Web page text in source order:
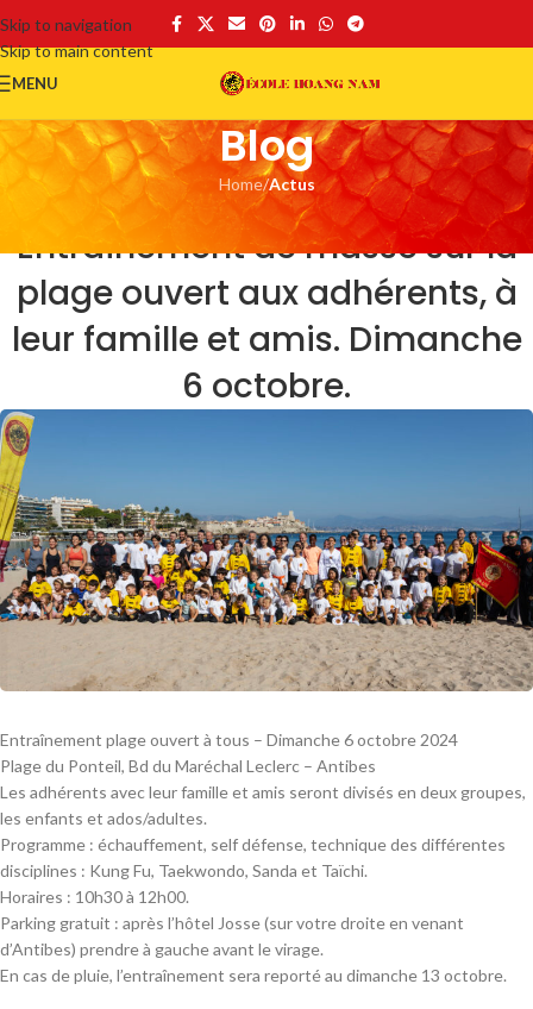
Skip to navigation
Skip to main content
MENU
Blog
Home/Actus
ACTUS
Entraînement de masse sur la
plage ouvert aux adhérents, à
leur famille et amis. Dimanche
6 octobre.
Entraînement plage ouvert à tous – Dimanche 6 octobre 2024
Plage du Ponteil, Bd du Maréchal Leclerc – Antibes
Les adhérents avec leur famille et amis seront divisés en deux groupes,
les enfants et ados/adultes.
Programme : échauffement, self défense, technique des différentes
disciplines : Kung Fu, Taekwondo, Sanda et Taïchi.
Horaires : 10h30 à 12h00.
Parking gratuit : après l’hôtel Josse (sur votre droite en venant
d’Antibes) prendre à gauche avant le virage.
En cas de pluie, l’entraînement sera reporté au dimanche 13 octobre.